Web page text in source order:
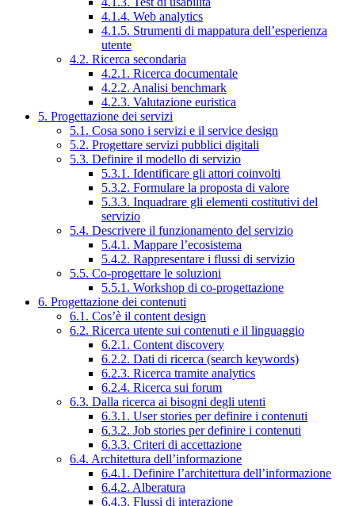
4.1.4. Web analytics
4.1.5. Strumenti di mappatura dell’esperienza
utente
4.2. Ricerca secondaria
4.2.1. Ricerca documentale
4.2.2. Analisi benchmark
4.2.3. Valutazione euristica
5. Progettazione dei servizi
5.1. Cosa sono i servizi e il service design
5.2. Progettare servizi pubblici digitali
5.3. Definire il modello di servizio
5.3.1. Identificare gli attori coinvolti
5.3.2. Formulare la proposta di valore
5.3.3. Inquadrare gli elementi costitutivi del
servizio
5.4. Descrivere il funzionamento del servizio
5.4.1. Mappare l’ecosistema
5.4.2. Rappresentare i flussi di servizio
5.5. Co-progettare le soluzioni
5.5.1. Workshop di co-progettazione
6. Progettazione dei contenuti
6.1. Cos’è il content design
6.2. Ricerca utente sui contenuti e il linguaggio
6.2.1. Content discovery
6.2.2. Dati di ricerca (search keywords)
6.2.3. Ricerca tramite analytics
6.2.4. Ricerca sui forum
6.3. Dalla ricerca ai bisogni degli utenti
6.3.1. User stories per definire i contenuti
6.3.2. Job stories per definire i contenuti
6.3.3. Criteri di accettazione
6.4. Architettura dell’informazione
6.4.1. Definire l’architettura dell’informazione
6.4.2. Alberatura
6.4.3. Flussi di interazione